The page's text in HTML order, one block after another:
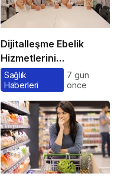
Dijitalleşme Ebelik
Hizmetlerini
Dönüştürüyor
Sağlık
Haberleri
7 gün
önce